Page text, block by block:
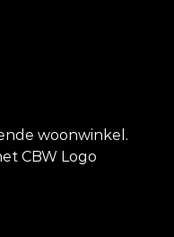
woonwinkel.
CBW Logo